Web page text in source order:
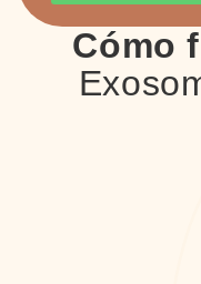
Cómo